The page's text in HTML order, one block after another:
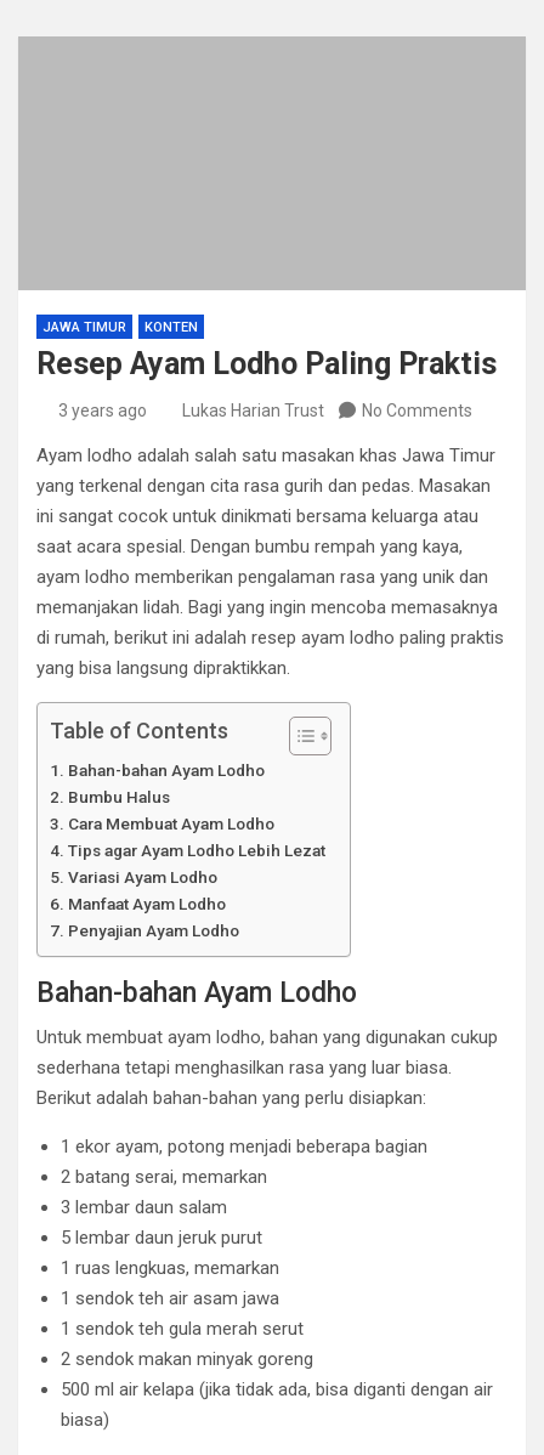
JAWA TIMUR KONTEN
Resep Ayam Lodho Paling Praktis
3 years ago Lukas Harian Trust No Comments
Ayam lodho adalah salah satu masakan khas Jawa Timur
yang terkenal dengan cita rasa gurih dan pedas. Masakan
ini sangat cocok untuk dinikmati bersama keluarga atau
saat acara spesial. Dengan bumbu rempah yang kaya,
ayam lodho memberikan pengalaman rasa yang unik dan
memanjakan lidah. Bagi yang ingin mencoba memasaknya
di rumah, berikut ini adalah resep ayam lodho paling praktis
yang bisa langsung dipraktikkan.
Table of Contents
Bahan-bahan Ayam Lodho
Bumbu Halus
Cara Membuat Ayam Lodho
Tips agar Ayam Lodho Lebih Lezat
Variasi Ayam Lodho
Manfaat Ayam Lodho
Penyajian Ayam Lodho
Bahan-bahan Ayam Lodho
Untuk membuat ayam lodho, bahan yang digunakan cukup
sederhana tetapi menghasilkan rasa yang luar biasa.
Berikut adalah bahan-bahan yang perlu disiapkan:
1 ekor ayam, potong menjadi beberapa bagian
2 batang serai, memarkan
3 lembar daun salam
5 lembar daun jeruk purut
1 ruas lengkuas, memarkan
1 sendok teh air asam jawa
1 sendok teh gula merah serut
2 sendok makan minyak goreng
500 ml air kelapa (jika tidak ada, bisa diganti dengan air
biasa)